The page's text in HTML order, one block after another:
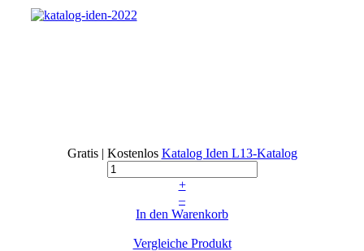
Gratis | Kostenlos Katalog Iden L13-Katalog
+
–
In den Warenkorb
Vergleiche Produkt